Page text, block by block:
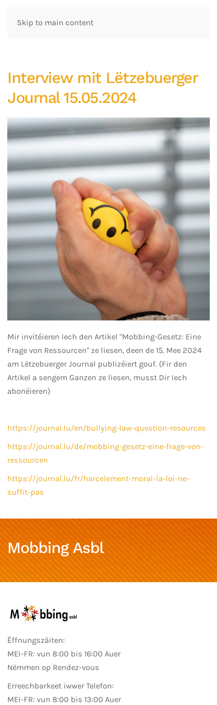
Skip to main content
Interview mit Lëtzebuerger
Journal 15.05.2024
Mir invitéieren Iech den Artikel "Mobbing-Gesetz: Eine
Frage von Ressourcen" ze liesen, deen de 15. Mee 2024
am Lëtzebuerger Journal publizéiert gouf. (Fir den
Artikel a sengem Ganzen ze liesen, musst Dir Iech
abonéieren)
https://journal.lu/en/bullying-law-question-resources
https://journal.lu/de/mobbing-gesetz-eine-frage-von-
ressourcen
https://journal.lu/fr/harcelement-moral-la-loi-ne-
suffit-pas
Mobbing Asbl
Ëffnungszäiten:
MEI-FR: vun 8:00 bis 16:00 Auer
Nëmmen op Rendez-vous
Erreechbarkeet iwwer Telefon:
MEI-FR: vun 8:00 bis 13:00 Auer